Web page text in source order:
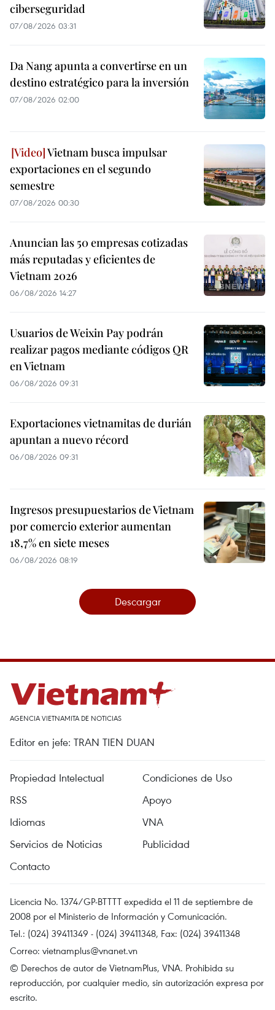
ciberseguridad
07/08/2026 03:31
Da Nang apunta a convertirse en un
destino estratégico para la inversión
07/08/2026 02:00
Vietnam busca impulsar
exportaciones en el segundo
semestre
07/08/2026 00:30
Anuncian las 50 empresas cotizadas
más reputadas y eficientes de
Vietnam 2026
06/08/2026 14:27
Usuarios de Weixin Pay podrán
realizar pagos mediante códigos QR
en Vietnam
06/08/2026 09:31
Exportaciones vietnamitas de durián
apuntan a nuevo récord
06/08/2026 09:31
Ingresos presupuestarios de Vietnam
por comercio exterior aumentan
18,7% en siete meses
06/08/2026 08:19
Descargar
AGENCIA VIETNAMITA DE NOTICIAS
Editor en jefe: TRAN TIEN DUAN
Propiedad Intelectual
Condiciones de Uso
RSS
Apoyo
Idiomas
VNA
Servicios de Noticias
Publicidad
Contacto
Licencia No. 1374/GP-BTTTT expedida el 11 de septiembre de
2008 por el Ministerio de Información y Comunicación.
Tel.: (024) 39411349 - (024) 39411348, Fax: (024) 39411348
Correo: vietnamplus@vnanet.vn
© Derechos de autor de VietnamPlus, VNA. Prohibida su
reproducción, por cualquier medio, sin autorización expresa por
escrito.